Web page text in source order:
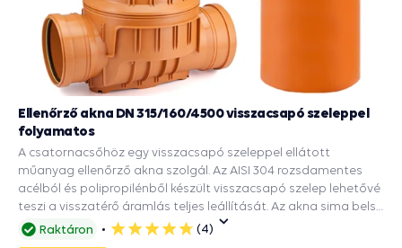
Raktáron
5
(4)
Ellenőrző akna DN 315/160/4500 visszacsapó szeleppel
folyamatos
A csatornacsőhöz egy visszacsapó szeleppel ellátott
műanyag ellenőrző akna szolgál. Az AISI 304 rozsdamentes
acélból és polipropilénből készült visszacsapó szelep lehetővé
teszi a visszatérő áramlás teljes leállítását. Az akna sima belső
felülete megakadályozza a cső belsejében lerakódott